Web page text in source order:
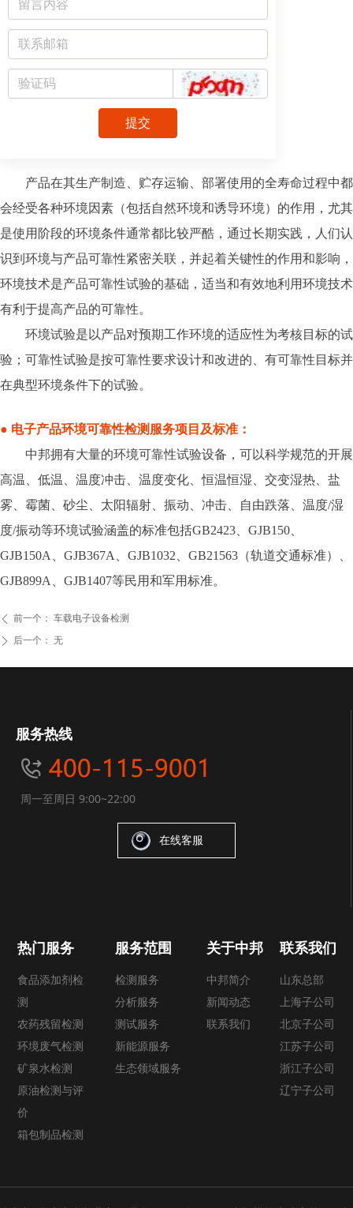
ꄴ 前一个： 车载电子设备检测
ꄲ 后一个： 无
产品在其生产制造、贮存运输、部署使用的全寿命过程中都
会经受各种环境因素（包括自然环境和诱导环境）的作用，尤其
是使用阶段的环境条件通常都比较严酷，通过长期实践，人们认
识到环境与产品可靠性紧密关联，并起着关键性的作用和影响，
环境技术是产品可靠性试验的基础，适当和有效地利用环境技术
有利于提高产品的可靠性。
环境试验是以产品对预期工作环境的适应性为考核目标的试
验；可靠性试验是按可靠性要求设计和改进的、有可靠性目标并
在典型环境条件下的试验。
● 电子产品环境可靠性检测服务项目及标准：
中邦拥有大量的环境可靠性试验设备，可以科学规范的开展
高温、低温、温度冲击、温度变化、恒温恒湿、交变湿热、盐
雾、霉菌、砂尘、太阳辐射、振动、冲击、自由跌落、温度/湿
度/振动等环境试验涵盖的标准包括GB2423、GJB150、
GJB150A、GJB367A、GJB1032、GB21563（轨道交通标准）、
GJB899A、GJB1407等民用和军用标准。
提交
热门服务
食品添加剂检
测
农药残留检测
环境废气检测
矿泉水检测
原油检测与评
价
箱包制品检测
服务范围
检测服务
分析服务
测试服务
新能源服务
生态领域服务
关于中邦
中邦简介
新闻动态
联系我们
联系我们
山东总部
上海子公司
北京子公司
江苏子公司
浙江子公司
辽宁子公司
服务热线
周一至周日 9:00~22:00
在线客服